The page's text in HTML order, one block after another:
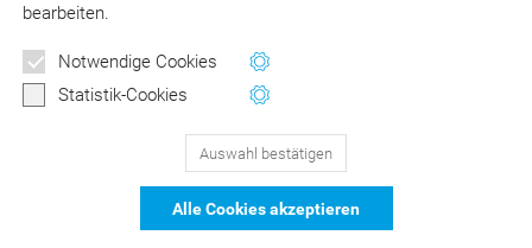
bearbeiten.
Notwendige Cookies
Statistik-Cookies
Auswahl bestätigen
Alle Cookies akzeptieren
DER Kommentar zu BEMA und
129Bewertungen auf ProvenExpert.com